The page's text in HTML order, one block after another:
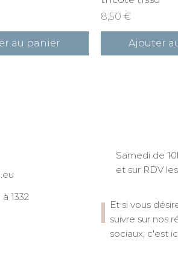
au panier
Prix
8,50 €
Ajouter
1332
Samedi de
et sur RDV
Et si vous
suivre sur nos
sociaux, c'est